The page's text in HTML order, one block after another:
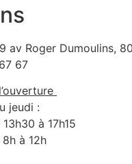
av Roger Dumoulins,
67
jeudi :
à 17h15
à 12h